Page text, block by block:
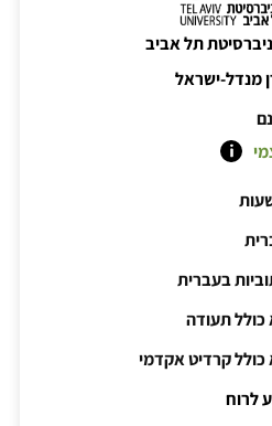
תל אביב
מנדל-ישראל
בעברית
כולל תעודה
כולל קרדיט אקדמי
לרוח